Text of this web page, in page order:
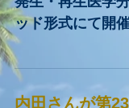
大学院特別講義
発生・再生医学
ッド形式にて開
4年10月3日（月）
オートファジー